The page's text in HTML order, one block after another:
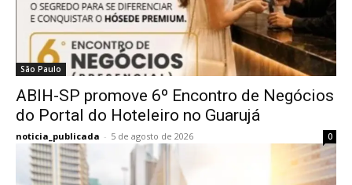
São Paulo
ABIH-SP promove 6º Encontro de Negócios
do Portal do Hoteleiro no Guarujá
noticia_publicada - 5 de agosto de 2026 0